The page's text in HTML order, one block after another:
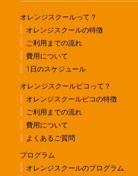
オレンジスクールって？
オレンジスクールの特徴
ご利用までの流れ
費用について
1日のスケジュール
オレンジスクールピコって？
オレンジスクールピコの特徴
ご利用までの流れ
費用について
よくあるご質問
プログラム
オレンジスクールのプログラム